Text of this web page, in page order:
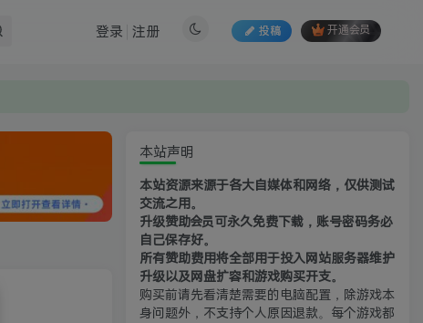
投稿 开通会员
登录 注册
本站声明
本站资源来源于各大自媒体和网络，仅供测试
交流之用。
升级赞助会员可永久免费下载，账号密码务必
自己保存好。
所有赞助费用将全部用于投入网站服务器维护
升级以及网盘扩容和游戏购买开支。
购买前请先看清楚需要的电脑配置，除游戏本
身问题外，不支持个人原因退款。每个游戏都